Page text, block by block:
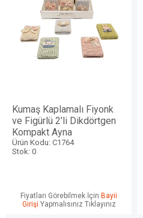
Kumaş Kaplamalı Fiyonk
ve Figürlü 2’li Dikdörtgen
Kompakt Ayna
Ürün Kodu: C1764
Stok: 0
Fiyatları Görebilmek İçin Bayii
Girişi Yapmalısınız Tıklayınız